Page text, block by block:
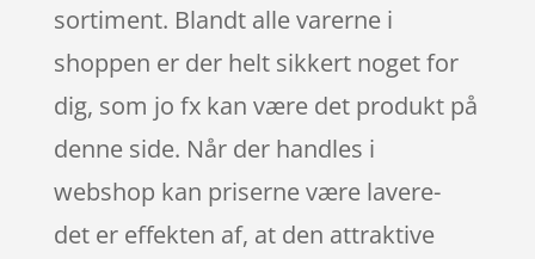
sortiment. Blandt alle varerne i
shoppen er der helt sikkert noget for
dig, som jo fx kan være det produkt på
denne side. Når der handles i
webshop kan priserne være lavere-
det er effekten af, at den attraktive